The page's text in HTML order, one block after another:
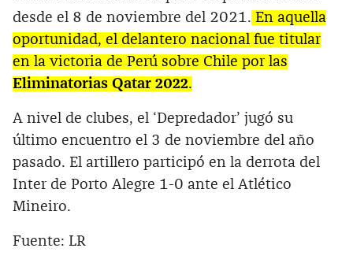
desde el 8 de noviembre del 2021. En aquella
oportunidad, el delantero nacional fue titular
en la victoria de Perú sobre Chile por las
Eliminatorias Qatar 2022.
A nivel de clubes, el ‘Depredador’ jugó su
último encuentro el 3 de noviembre del año
pasado. El artillero participó en la derrota del
Inter de Porto Alegre 1-0 ante el Atlético
Mineiro.
Fuente: LR